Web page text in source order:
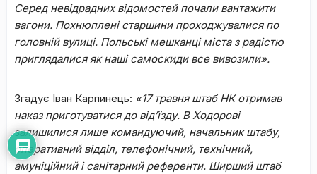
Серед невідрадних відомостей почали вантажити
вагони. Похнюплені старшини проходжувалися по
головній вулиці. Польські мешканці міста з радістю
приглядалися як наші самоскиди все вивозили».
Згадує Іван Карпинець: «17 травня штаб НК отримав
наказ приготуватися до від’їзду. В Ходорові
залишилися лише командуючий, начальник штабу,
оперативний відділ, телефонічний, технічний,
амуніційний і санітарний референти. Ширший штаб